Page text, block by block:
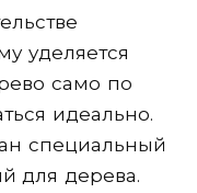
уделяется
само по
идеально.
специальный
для дерева.